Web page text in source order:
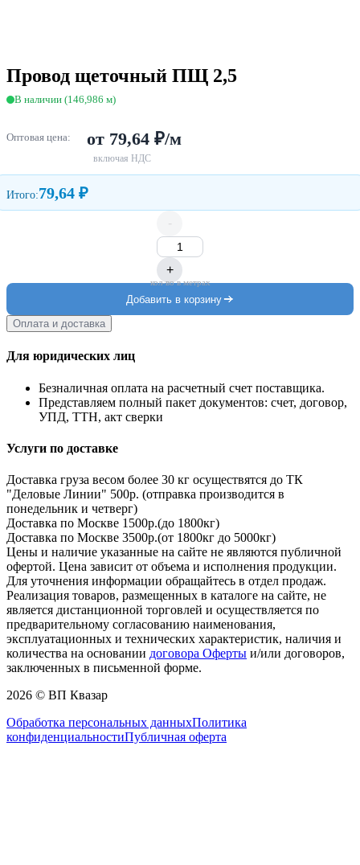
Провод щеточный ПЩ 2,5
В наличии (146,986 м)
Оптовая цена: от 79,64 ₽/м
включая НДС
Итого:79,64 ₽
-
+
кол-во в метрах
Добавить в корзину
Оплата и доставка
Для юридических лиц
Безналичная оплата на расчетный счет поставщика.
Представляем полный пакет документов: счет, договор,
УПД, ТТН, акт сверки
Услуги по доставке
Доставка груза весом более 30 кг осуществятся до ТК
"Деловые Линии" 500р. (отправка производится в
понедельник и четверг)
Доставка по Москве 1500р.(до 1800кг)
Доставка по Москве 3500р.(от 1800кг до 5000кг)
Цены и наличие указанные на сайте не являются публичной
офертой. Цена зависит от объема и исполнения продукции.
Для уточнения информации обращайтесь в отдел продаж.
Реализация товаров, размещенных в каталоге на сайте, не
является дистанционной торговлей и осуществляется по
предварительному согласованию наименования,
эксплуатационных и технических характеристик, наличия и
количества на основании договора Оферты и/или договоров,
заключенных в письменной форме.
2026 © ВП Квазар
Обработка персональных данныхПолитика
конфиденциальностиПубличная оферта